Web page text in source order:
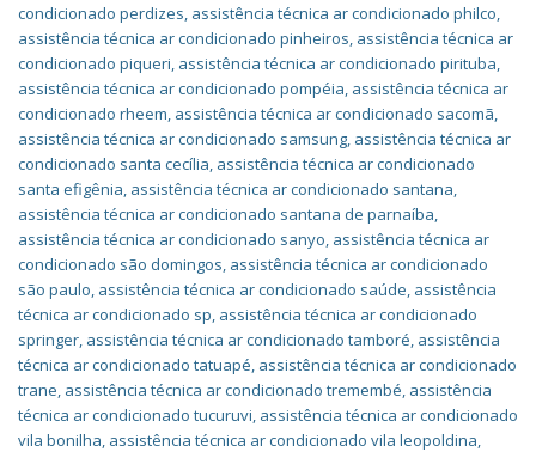
condicionado perdizes, assistência técnica ar condicionado philco,
assistência técnica ar condicionado pinheiros, assistência técnica ar
condicionado piqueri, assistência técnica ar condicionado pirituba,
assistência técnica ar condicionado pompéia, assistência técnica ar
condicionado rheem, assistência técnica ar condicionado sacomã,
assistência técnica ar condicionado samsung, assistência técnica ar
condicionado santa cecília, assistência técnica ar condicionado
santa efigênia, assistência técnica ar condicionado santana,
assistência técnica ar condicionado santana de parnaíba,
assistência técnica ar condicionado sanyo, assistência técnica ar
condicionado são domingos, assistência técnica ar condicionado
são paulo, assistência técnica ar condicionado saúde, assistência
técnica ar condicionado sp, assistência técnica ar condicionado
springer, assistência técnica ar condicionado tamboré, assistência
técnica ar condicionado tatuapé, assistência técnica ar condicionado
trane, assistência técnica ar condicionado tremembé, assistência
técnica ar condicionado tucuruvi, assistência técnica ar condicionado
vila bonilha, assistência técnica ar condicionado vila leopoldina,